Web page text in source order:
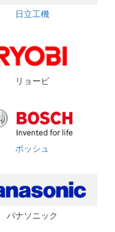
日立工機
リョービ
ボッシュ
パナソニック